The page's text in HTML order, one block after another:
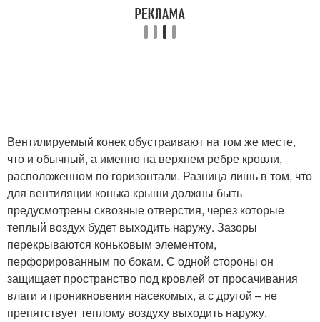
Вентилируемый конек обустраивают на том же месте,
что и обычный, а именно на верхнем ребре кровли,
расположенном по горизонтали. Разница лишь в том, что
для вентиляции конька крыши должны быть
предусмотрены сквозные отверстия, через которые
теплый воздух будет выходить наружу. Зазоры
перекрываются коньковым элементом,
перфорированным по бокам. С одной стороны он
защищает пространство под кровлей от просачивания
влаги и проникновения насекомых, а с другой – не
препятствует теплому воздуху выходить наружу.